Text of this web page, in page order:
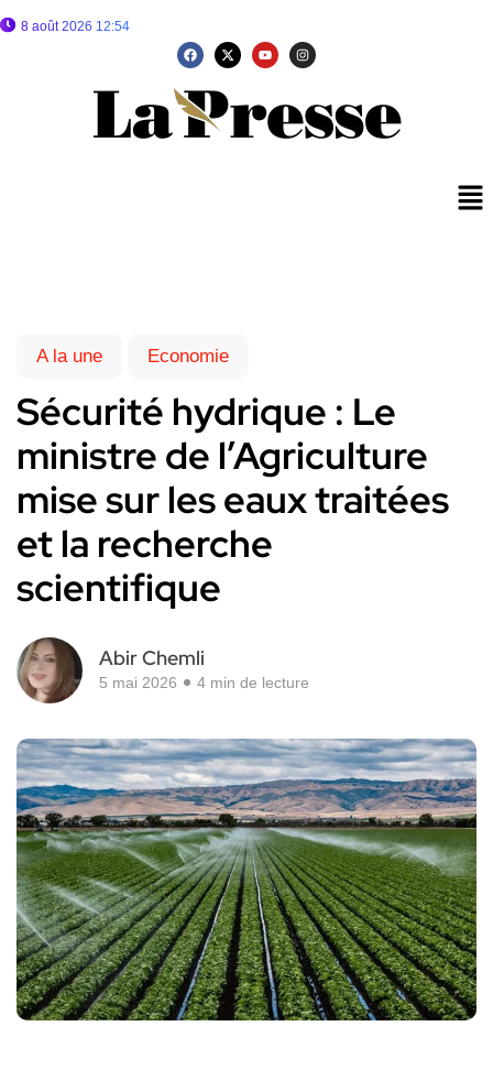
8 août 2026 12:54
A la une Economie
Sécurité hydrique : Le
ministre de l’Agriculture
mise sur les eaux traitées
et la recherche
scientifique
Abir Chemli
5 mai 2026 4 min de lecture